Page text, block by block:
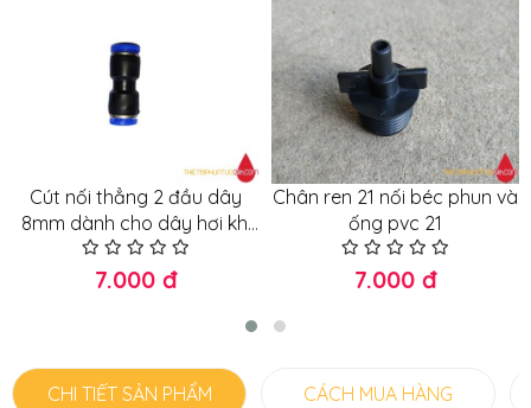
Cút nối thẳng 2 đầu dây
8mm dành cho dây hơi khí
nén, phun sương
7.000 đ
Chân ren 21 nối béc phun và
ống pvc 21
7.000 đ
CHI TIẾT SẢN PHẨM CÁCH MUA HÀNG